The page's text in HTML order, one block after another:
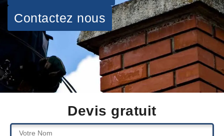
Contactez nous
Devis gratuit